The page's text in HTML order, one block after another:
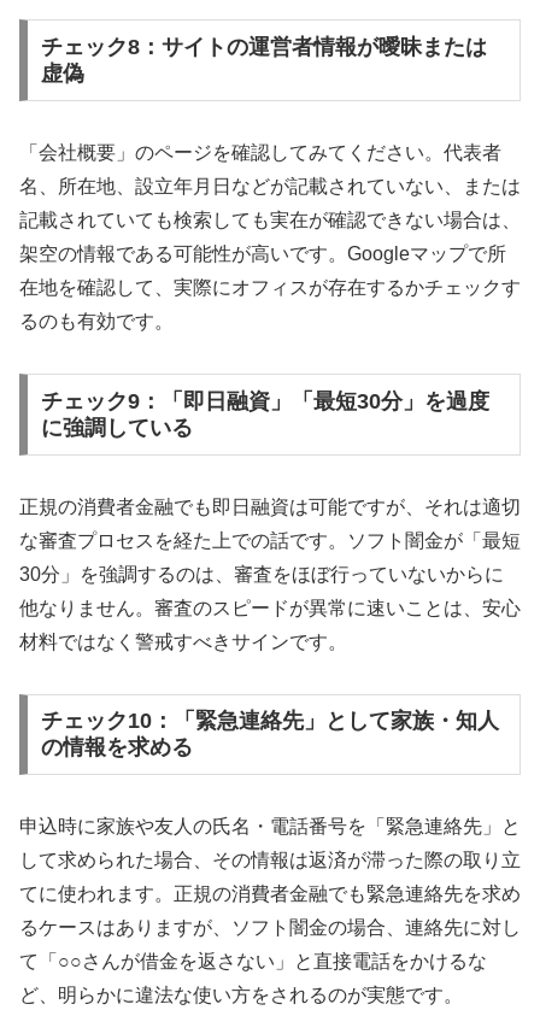
チェック8：サイトの運営者情報が曖昧または
虚偽
「会社概要」のページを確認してみてください。代表者
名、所在地、設立年月日などが記載されていない、または
記載されていても検索しても実在が確認できない場合は、
架空の情報である可能性が高いです。Googleマップで所
在地を確認して、実際にオフィスが存在するかチェックす
るのも有効です。
チェック9：「即日融資」「最短30分」を過度
に強調している
正規の消費者金融でも即日融資は可能ですが、それは適切
な審査プロセスを経た上での話です。ソフト闇金が「最短
30分」を強調するのは、審査をほぼ行っていないからに
他なりません。審査のスピードが異常に速いことは、安心
材料ではなく警戒すべきサインです。
チェック10：「緊急連絡先」として家族・知人
の情報を求める
申込時に家族や友人の氏名・電話番号を「緊急連絡先」と
して求められた場合、その情報は返済が滞った際の取り立
てに使われます。正規の消費者金融でも緊急連絡先を求め
るケースはありますが、ソフト闇金の場合、連絡先に対し
て「○○さんが借金を返さない」と直接電話をかけるな
ど、明らかに違法な使い方をされるのが実態です。